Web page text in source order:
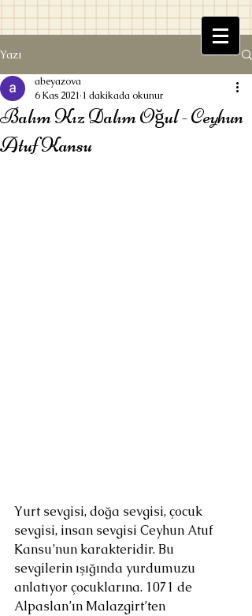
Beyaz Kitaplık
Yazı
Balım Kız Dalım Oğul - Ceyhun
Atuf Kansu
abeyazova
6 Kas 2021 1 dakikada okunur
Yurt sevgisi, doğa sevgisi, çocuk
sevgisi, insan sevgisi Ceyhun Atuf
Kansu’nun karakteridir. Bu
sevgilerin ışığında yurdumuzu
anlatıyor çocuklarına. 1071 de
Alpaslan’ın Malazgirt’ten